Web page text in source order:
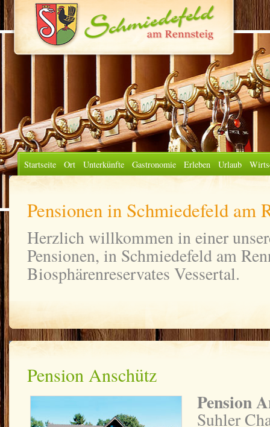
Startseite Ort Unterkünfte Gastronomie Erleben Urlaub
Pensionen in Schmiedefeld am
Herzlich willkommen in einer
Pensionen, in Schmiedefeld am
Biosphärenreservates Vessertal.
Pension Anschütz
Pension
Suhler